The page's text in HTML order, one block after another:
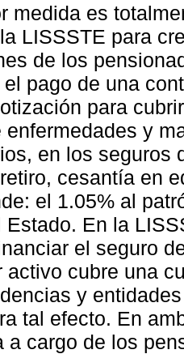
medida es
LISSSTE para
de los
pago de una
para
enfermedades y
en los seguros
cesantía en
el 1.05% al
Estado. En la
el seguro
activo cubre una
y
tal efecto. En
a cargo de los